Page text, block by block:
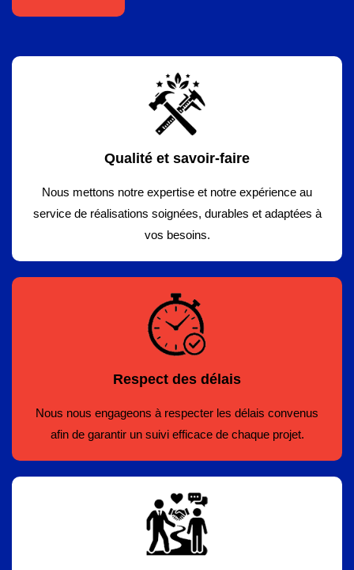
Qualité et savoir-faire
Nous mettons notre expertise et notre expérience au
service de réalisations soignées, durables et adaptées à
vos besoins.
Respect des délais
Nous nous engageons à respecter les délais convenus
afin de garantir un suivi efficace de chaque projet.